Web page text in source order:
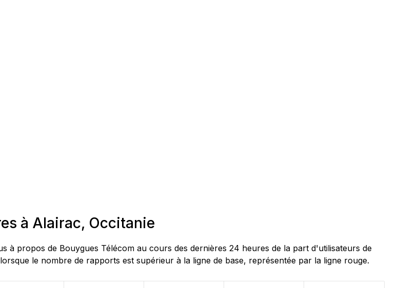
à Alairac, Occitanie
propos de Bouygues Télécom au cours des dernières 24 heures de la part d'utilisateurs de
le nombre de rapports est supérieur à la ligne de base, représentée par la ligne rouge.